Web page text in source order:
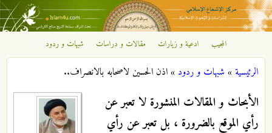
تجاوز إلى المحتوى الرئيسي
مركز
الإشعاع
الإسلامي
المجيب ادعية و زيارات مقالات و دراسات شبهات و ردود
أنت هنا
الرئيسية» شبهات و ردود »اذن الحسين لاصحابه بالانصراف..
الأبحاث و المقالات المنشورة لا تعبر عن
رأي الموقع بالضرورة ، بل تعبر عن رأي